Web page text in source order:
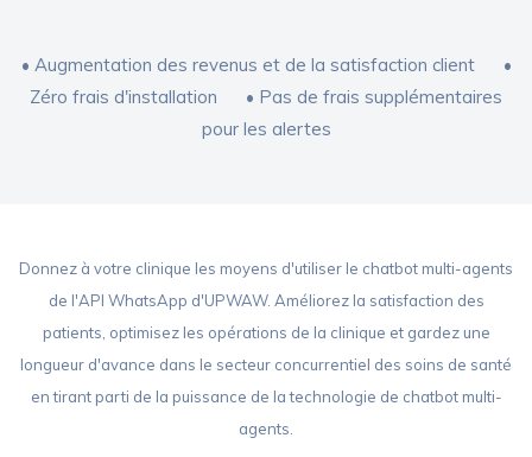
• Augmentation des revenus et de la satisfaction client •
Zéro frais d'installation • Pas de frais supplémentaires
pour les alertes
Donnez à votre clinique les moyens d'utiliser le chatbot multi-agents
de l'API WhatsApp d'UPWAW. Améliorez la satisfaction des
patients, optimisez les opérations de la clinique et gardez une
longueur d'avance dans le secteur concurrentiel des soins de santé
en tirant parti de la puissance de la technologie de chatbot multi-
agents.